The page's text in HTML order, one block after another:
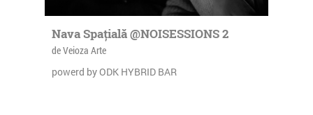
Nava Spațială @NOISESSIONS 2
de Veioza Arte
powerd by ODK HYBRID BAR